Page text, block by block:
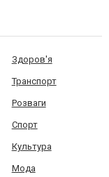
Здоров'я
Транспорт
Розваги
Спорт
Культура
Мода